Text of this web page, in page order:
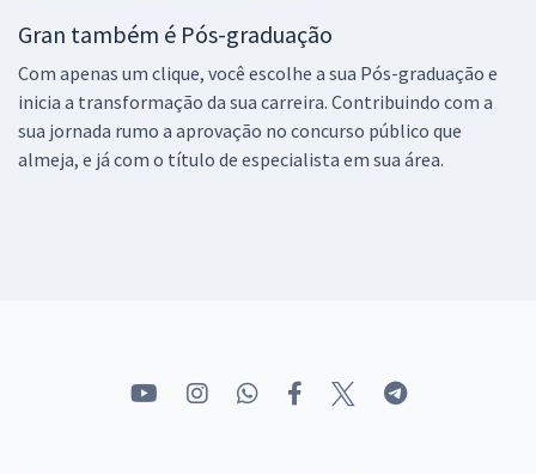
Gran também é Pós-graduação
Com apenas um clique, você escolhe a sua Pós-graduação e
inicia a transformação da sua carreira. Contribuindo com a
sua jornada rumo a aprovação no concurso público que
almeja, e já com o título de especialista em sua área.